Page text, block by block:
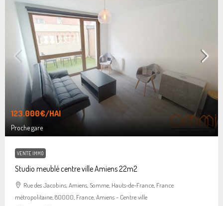
123.000€/HAI
Proche gare
VENTE IMMO
Studio meublé centre ville Amiens 22m2
Rue des Jacobins, Amiens, Somme, Hauts-de-France, France
métropolitaine, 80000, France, Amiens - Centre ville